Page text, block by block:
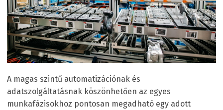
A magas szintű automatizációnak és
adatszolgáltatásnak köszönhetően az egyes
munkafázisokhoz pontosan megadható egy adott